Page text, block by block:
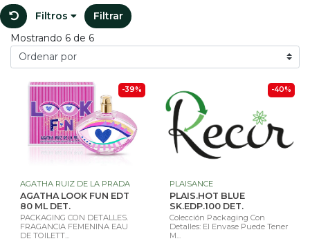
Filtros
Filtrar
Mostrando 6 de 6
-39%
AGATHA RUIZ DE LA PRADA
AGATHA LOOK FUN EDT
80 ML DET.
PACKAGING CON DETALLES.
FRAGANCIA FEMENINA EAU
DE TOILETT...
-40%
PLAISANCE
PLAIS.HOT BLUE
SK.EDP.100 DET.
Colección Packaging Con
Detalles: El Envase Puede Tener
M...